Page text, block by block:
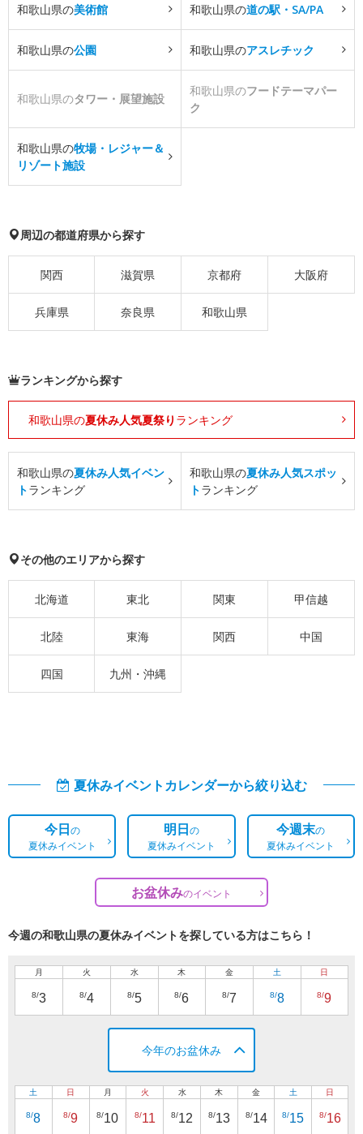
和歌山県の美術館 和歌山県の道の駅・SA/PA
和歌山県の公園 和歌山県のアスレチック
和歌山県のタワー・展望施設
和歌山県のフードテーマパー
ク
和歌山県の牧場・レジャー＆
リゾート施設
周辺の都道府県から探す
関西 滋賀県 京都府 大阪府
兵庫県 奈良県 和歌山県
ランキングから探す
和歌山県の夏休み人気夏祭り ランキング
和歌山県の夏休み人気イベン
トランキング
和歌山県の夏休み人気スポッ
トランキング
その他のエリアから探す
北海道 東北 関東 甲信越
北陸 東海 関西 中国
四国 九州・沖縄
夏休みイベントカレンダーから絞り込む
今日の
夏休みイベント
明日の
夏休みイベント
今週末の
夏休みイベント
お盆休みのイベント
今週の和歌山県の夏休みイベントを探している方はこちら！
月
8/3
火
8/4
水
8/5
木
8/6
金
8/7
土
8/8
日
8/9
今年のお盆休み
土
8/8
日
8/9
月
8/10
火
8/11
水
8/12
木
8/13
金
8/14
土
8/15
日
8/16